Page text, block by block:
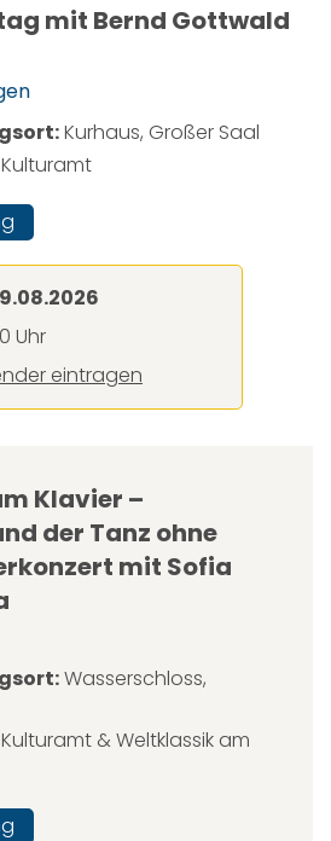
mit Bernd Gottwald
Kurhaus, Großer Saal
Kulturamt
Uhr
eintragen
Klavier –
der Tanz ohne
mit Sofia
Wasserschloss,
Kulturamt & Weltklassik am